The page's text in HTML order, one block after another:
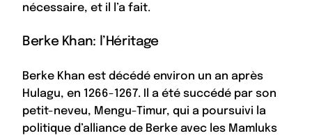
nécessaire, et il l’a fait.
Berke Khan: l’Héritage
Berke Khan est décédé environ un an après
Hulagu, en 1266-1267. Il a été succédé par son
petit-neveu, Mengu-Timur, qui a poursuivi la
politique d’alliance de Berke avec les Mamluks